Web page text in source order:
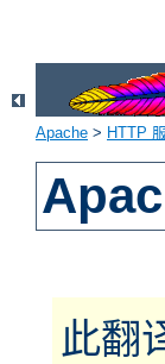
Apache > HTTP
此翻